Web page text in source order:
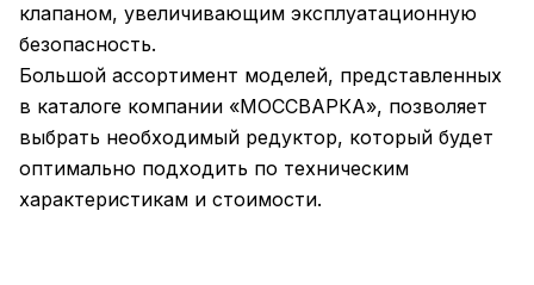
клапаном, увеличивающим эксплуатационную
безопасность.
Большой ассортимент моделей, представленных
в каталоге компании «МОССВАРКА», позволяет
выбрать необходимый редуктор, который будет
оптимально подходить по техническим
характеристикам и стоимости.